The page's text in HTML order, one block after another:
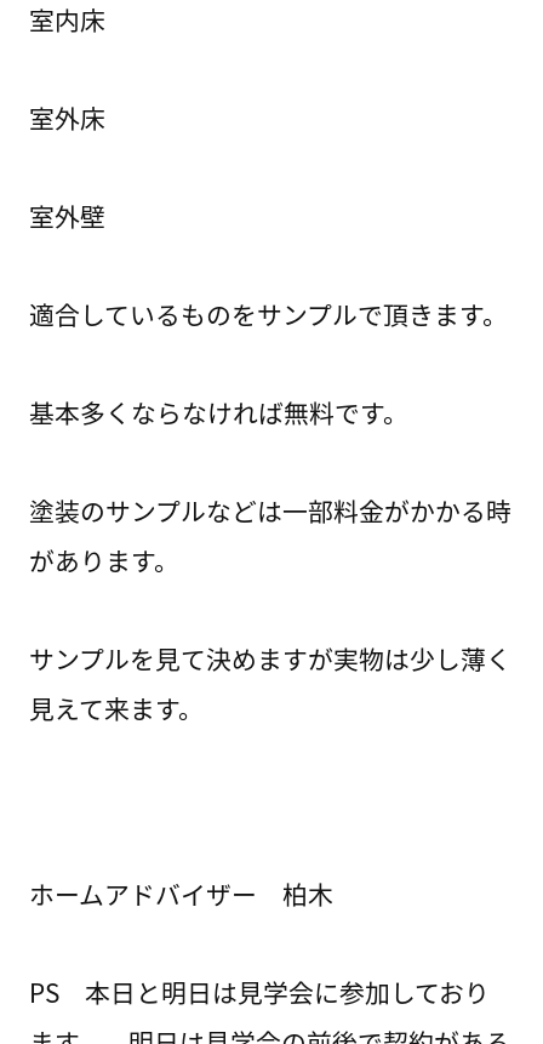
室内床
室外床
室外壁
適合しているものをサンプルで頂きます。
基本多くならなければ無料です。
塗装のサンプルなどは一部料金がかかる時
があります。
サンプルを見て決めますが実物は少し薄く
見えて来ます。
ホームアドバイザー 柏木
PS 本日と明日は見学会に参加しており